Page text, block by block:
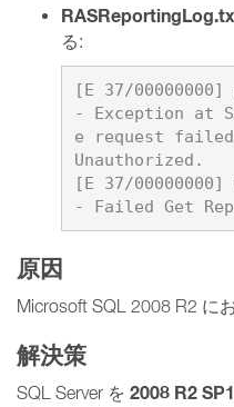
る:
[E 37/00000000]
- Exception at
e request failed
Unauthorized.
[E 37/00000000]
原因
Microsoft SQL 2008 R2 に
解決策
SQL Server を 2008 R2 SP1